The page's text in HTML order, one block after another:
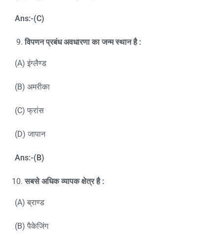
Ans:-(C)
विपणन प्रबंध अवधारणा का जन्म स्थान है :
(A) इंग्लैण्ड
(B) अमरीका
(C) फ्रांस
(D) जापान
Ans:-(B)
सबसे अधिक व्यापक क्षेत्र है :
(A) ब्राण्ड
(B) पैकेजिंग